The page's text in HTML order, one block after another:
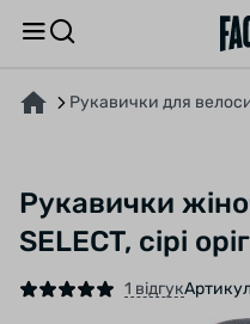
Рукавички для
Рукавички
SELECT, сірі
1 відгук
ПРО ТОВАР ХАРАКТЕРИСТИКИ